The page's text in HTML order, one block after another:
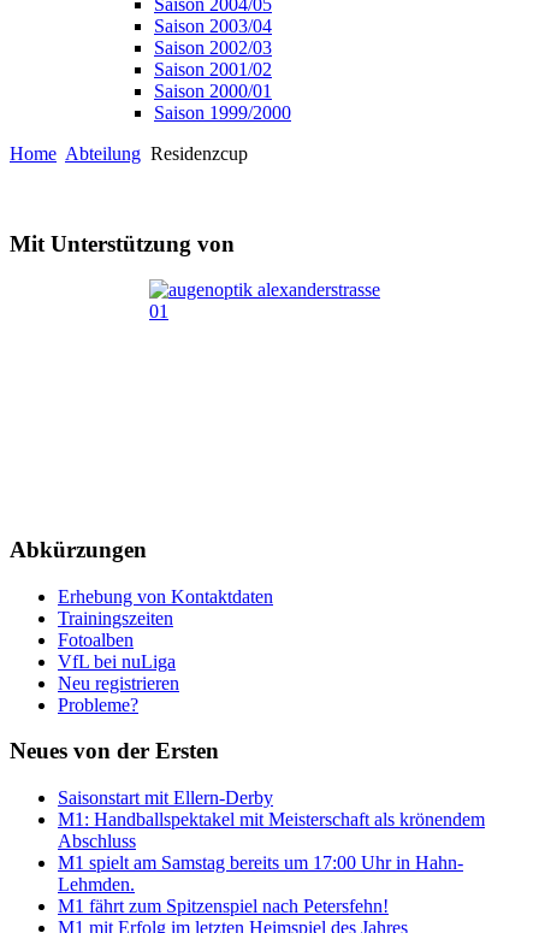
Saison 2003/04
Saison 2002/03
Saison 2001/02
Saison 2000/01
Saison 1999/2000
Home Abteilung Residenzcup
Mit Unterstützung von
Abkürzungen
Erhebung von Kontaktdaten
Trainingszeiten
Fotoalben
VfL bei nuLiga
Neu registrieren
Probleme?
Neues von der Ersten
Saisonstart mit Ellern-Derby
M1: Handballspektakel mit Meisterschaft als krönendem
Abschluss
M1 spielt am Samstag bereits um 17:00 Uhr in Hahn-
Lehmden.
M1 fährt zum Spitzenspiel nach Petersfehn!
M1 mit Erfolg im letzten Heimspiel des Jahres